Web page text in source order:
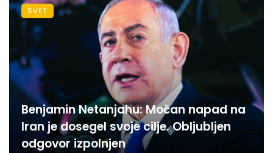
Benjamin Netanjahu: Močan napad na
Iran je dosegel svoje cilje. Obljubljen
odgovor izpolnjen
SVET